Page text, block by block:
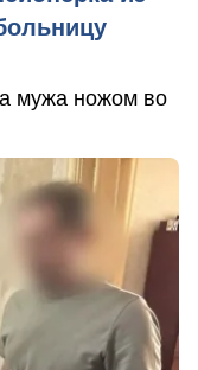
мужа ножом во